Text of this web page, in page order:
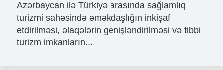
Azərbaycan ilə Türkiyə arasında sağlamlıq
turizmi sahəsində əməkdaşlığın inkişaf
etdirilməsi, əlaqələrin genişləndirilməsi və tibbi
turizm imkanların...